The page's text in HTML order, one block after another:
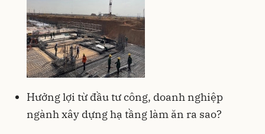
Hưởng lợi từ đầu tư công, doanh nghiệp
ngành xây dựng hạ tầng làm ăn ra sao?